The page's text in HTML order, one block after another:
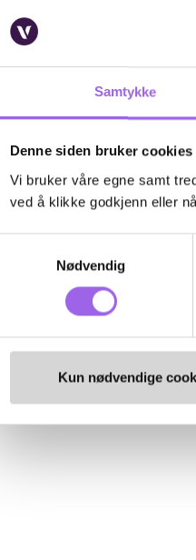
Samtykke
Denne siden bruker cookies
Vi bruker våre egne samt
ved å klikke godkjenn eller
Nødvendig
Kun nødvendige